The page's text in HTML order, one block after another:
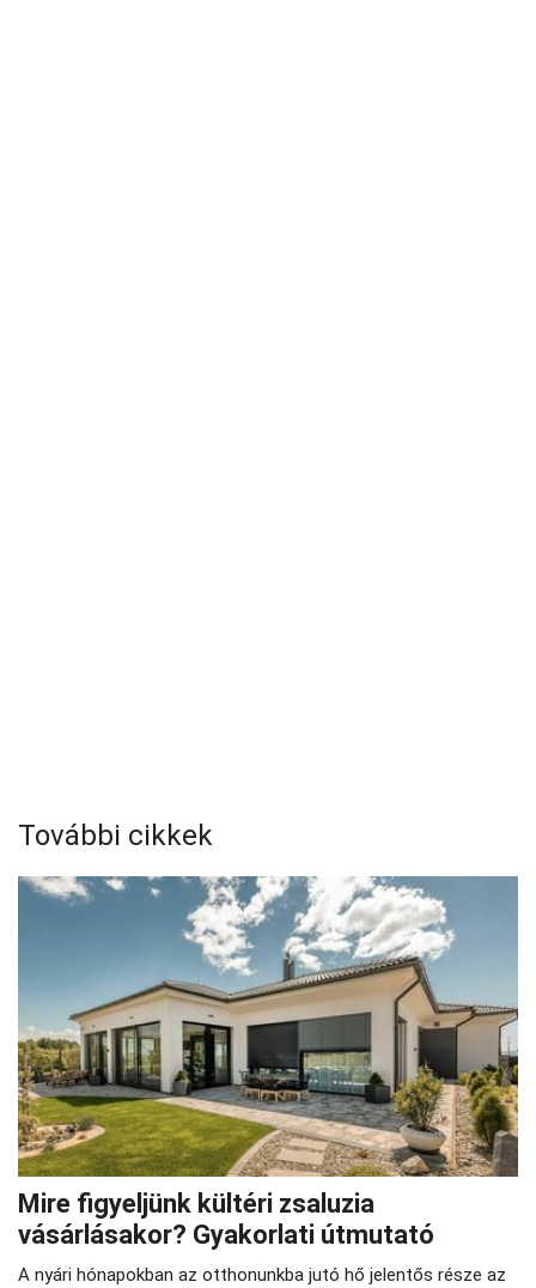
További cikkek
Mire figyeljünk kültéri zsaluzia
vásárlásakor? Gyakorlati útmutató
A nyári hónapokban az otthonunkba jutó hő jelentős része az